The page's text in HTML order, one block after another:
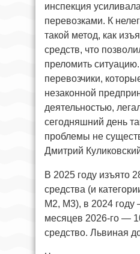
инспекция
перевозками. К
такой метод, как
средств, что
преломить
перевозчики,
незаконной
деятельностью,
сегодняшний день
проблемы не
Дмитрий
В 2025 году изъято
средства (и
М2, М3), в 2024 году
месяцев 2026-го —
средство. Львиная